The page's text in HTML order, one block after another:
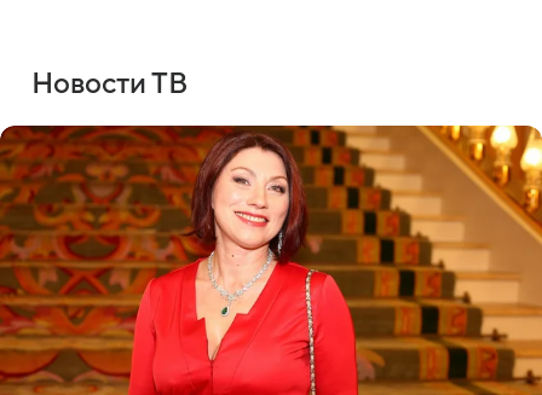
Новости ТВ